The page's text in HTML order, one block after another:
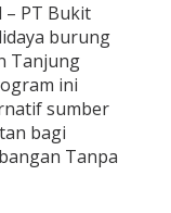
– PT Bukit
burung
Tanjung
ini
sumber
bagi
Tanpa